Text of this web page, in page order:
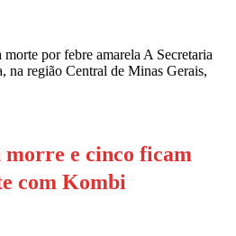
por febre amarela A Secretaria
na região Central de Minas Gerais,
morre e cinco ficam
com Kombi